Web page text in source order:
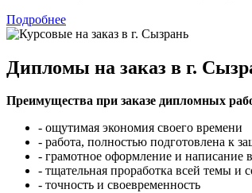
Подробнее
Дипломы на заказ в г.
Преимущества при заказе дипломных
- ощутимая экономия своего времени
- работа, полностью подготовлена к
- грамотное оформление и написание
- тщательная проработка всей темы и
- точность и своевременность